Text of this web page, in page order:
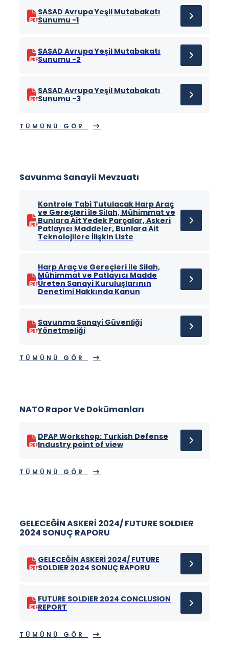
SASAD Avrupa Yeşil Mutabakatı
Sunumu -1
SASAD Avrupa Yeşil Mutabakatı
Sunumu -2
SASAD Avrupa Yeşil Mutabakatı
Sunumu -3
TÜMÜNÜ GÖR
Savunma Sanayii Mevzuatı
Kontrole Tabi Tutulacak Harp Araç
ve Gereçleri ile Silah, Mühimmat ve
Bunlara Ait Yedek Parçalar, Askeri
Patlayıcı Maddeler, Bunlara Ait
Teknolojilere İlişkin Liste
Harp Araç ve Gereçleri ile Silah,
Mühimmat ve Patlayıcı Madde
Üreten Sanayi Kuruluşlarının
Denetimi Hakkında Kanun
Savunma Sanayi Güvenliği
Yönetmeliği
TÜMÜNÜ GÖR
NATO Rapor Ve Dokümanları
DPAP Workshop: Turkish Defense
Industry point of view
TÜMÜNÜ GÖR
GELECEĞİN ASKERİ 2024/ FUTURE SOLDIER
2024 SONUÇ RAPORU
GELECEĞİN ASKERİ 2024/ FUTURE
SOLDIER 2024 SONUÇ RAPORU
FUTURE SOLDIER 2024 CONCLUSION
REPORT
TÜMÜNÜ GÖR